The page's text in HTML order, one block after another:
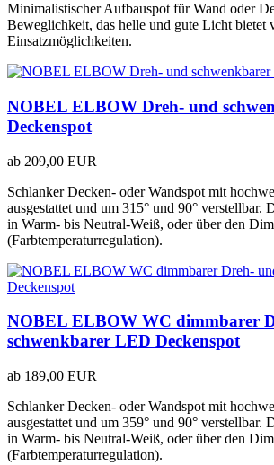
Minimalistischer Aufbauspot für Wand oder
Beweglichkeit, das helle und gute Licht bietet
Einsatzmöglichkeiten.
NOBEL ELBOW Dreh- und
Deckenspot
ab 209,00 EUR
Schlanker Decken- oder Wandspot mit
ausgestattet und um 315° und 90° verstellbar.
in Warm- bis Neutral-Weiß, oder über den
(Farbtemperaturregulation).
NOBEL ELBOW WC dimmbarer
schwenkbarer LED Deckenspot
ab 189,00 EUR
Schlanker Decken- oder Wandspot mit
ausgestattet und um 359° und 90° verstellbar.
in Warm- bis Neutral-Weiß, oder über den
(Farbtemperaturregulation).